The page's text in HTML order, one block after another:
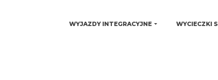
WYJAZDY INTEGRACYJNE WYCIECZKI